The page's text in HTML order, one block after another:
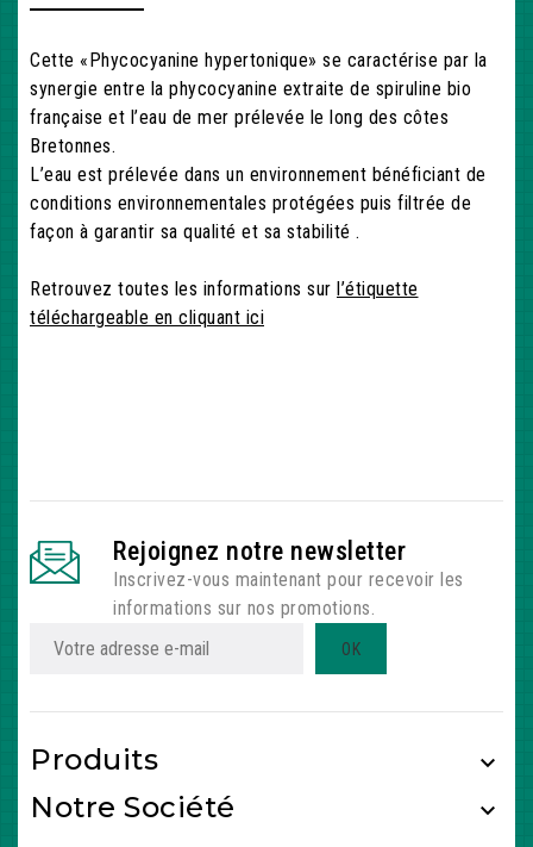
Cette «Phycocyanine hypertonique» se caractérise par la
synergie entre la phycocyanine extraite de spiruline bio
française et l’eau de mer prélevée le long des côtes
Bretonnes.
L’eau est prélevée dans un environnement bénéficiant de
conditions environnementales protégées puis filtrée de
façon à garantir sa qualité et sa stabilité .
Retrouvez toutes les informations sur l’étiquette
téléchargeable en cliquant ici
Rejoignez notre newsletter
Inscrivez-vous maintenant pour recevoir les
informations sur nos promotions.
Produits 
Notre Société 